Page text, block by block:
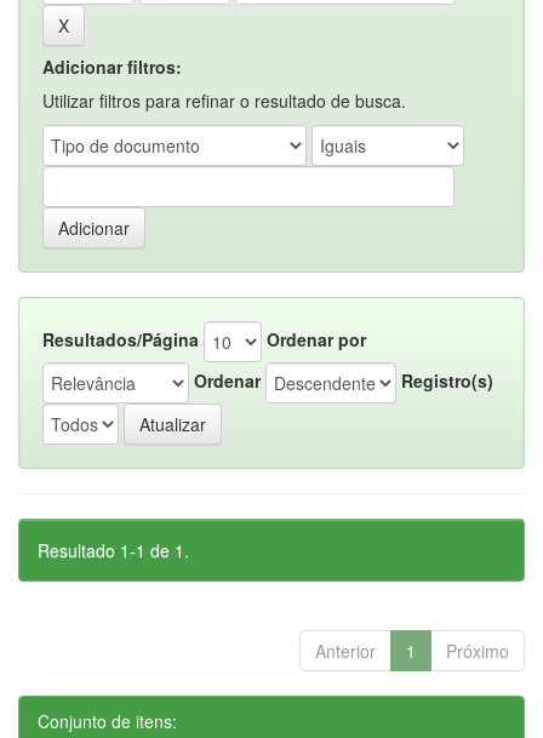
Adicionar filtros:
Utilizar filtros para refinar o resultado de busca.
Resultados/Página
Ordenar por
Ordenar
Registro(s)
Resultado 1-1 de 1.
Anterior 1 Próximo
Conjunto de itens: